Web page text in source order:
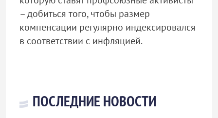
– добиться того, чтобы размер
компенсации регулярно индексировался
в соответствии с инфляцией.
ПОСЛЕДНИЕ НОВОСТИ